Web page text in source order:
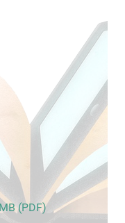
(PDF)